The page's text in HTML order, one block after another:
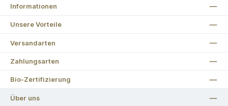
Informationen
Unsere Vorteile
Versandarten
Zahlungsarten
Bio-Zertifizierung
Über uns